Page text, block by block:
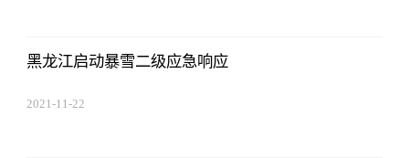
黑龙江启动暴雪二级应急响应
2021-11-22